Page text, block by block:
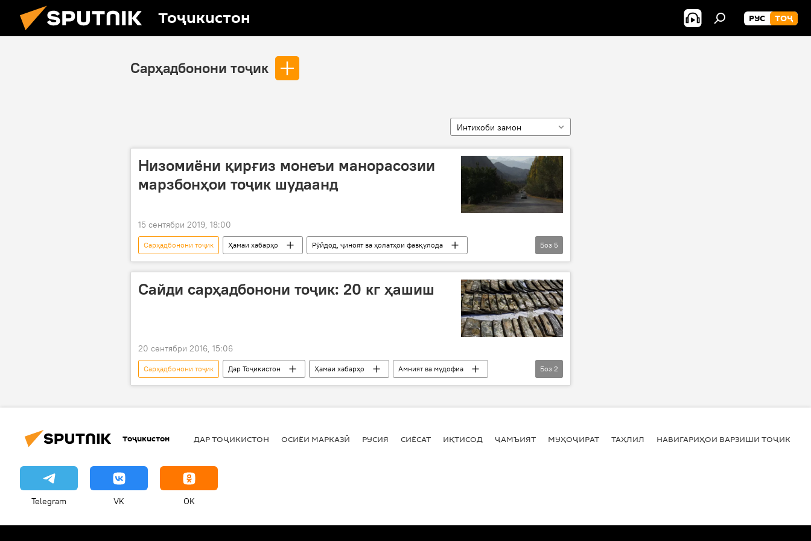
Тоҷикистон РУС ТОҶ
Сарҳадбонони тоҷик
Интихоби замон
Низомиёни қирғиз монеъи манорасозии
марзбонҳои тоҷик шудаанд
15 сентябри 2019, 18:00
Сарҳадбонони тоҷик Ҳамаи хабарҳо
Рӯйдод, ҷиноят ва ҳолатҳои фавқулода
Қирғизистон
марз манора сохтмон Дар Тоҷикистон
Боз 5
Сайди сарҳадбонони тоҷик: 20 кг ҳашиш
20 сентябри 2016, 15:06
Сарҳадбонони тоҷик Дар Тоҷикистон Ҳамаи хабарҳо
Амният ва мудофиа
Афғонистон
Дастгир шудани қоҷоқчиёни афғон
Боз 2
Тоҷикистон ДАР ТОҶИКИСТОН ОСИЁИ МАРКАЗӢ РУСИЯ СИЁСАТ ИҚТИСОД ҶАМЪИЯТ МУҲОҶИРАТ ТАҲЛИЛ НАВИГАРИҲОИ ВАРЗИШИ
Telegram VK OK